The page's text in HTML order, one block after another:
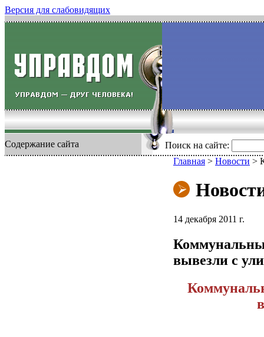
Версия для слабовидящих
Содержание сайта Поиск на сайте:
Главная > Новости >
14 декабря 2011 г.
вывезли с